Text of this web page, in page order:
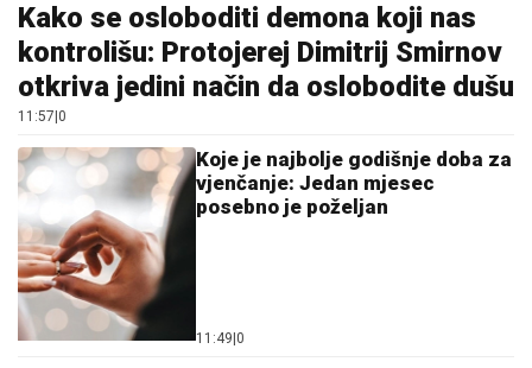
Kako se osloboditi demona koji nas
kontrolišu: Protojerej Dimitrij Smirnov
otkriva jedini način da oslobodite dušu
11:57 0
Koje je najbolje godišnje doba za
vjenčanje: Jedan mjesec
posebno je poželjan
11:49 0